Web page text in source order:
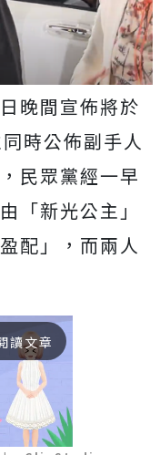
晚間宣佈將於
時公佈副手人
民眾黨經一早
「新光公主」
配」，而兩人
讀文章